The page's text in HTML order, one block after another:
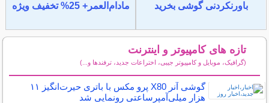
باورنکردنی گوشی بخرید
مادام‌العمر+ 25% تخفیف ویژه
تازه های کامپیوتر و اینترنت
(گرافیک، موبایل و کامپیوتر جیبی، اختراعات جدید، ترفندها و...)
گوشی آنر X80 پرو مکس با باتری حیرت‌انگیز ۱۱
هزار میلی‌آمپرساعتی رونمایی شد